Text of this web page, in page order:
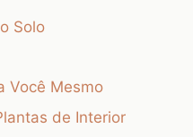
Solo
Você Mesmo
de Interior